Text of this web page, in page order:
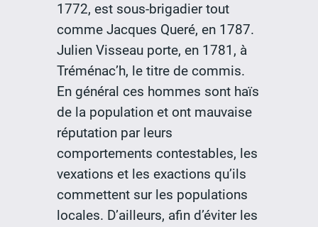
1772, est sous-brigadier tout
comme Jacques Queré, en 1787.
Julien Visseau porte, en 1781, à
Tréménac’h, le titre de commis.
En général ces hommes sont haïs
de la population et ont mauvaise
réputation par leurs
comportements contestables, les
vexations et les exactions qu’ils
commettent sur les populations
locales. D’ailleurs, afin d’éviter les